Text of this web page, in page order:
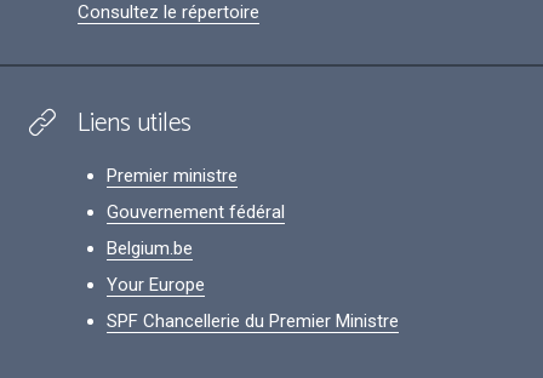
Consultez le répertoire
Liens utiles
Premier ministre
Gouvernement fédéral
Belgium.be
Your Europe
SPF Chancellerie du Premier Ministre